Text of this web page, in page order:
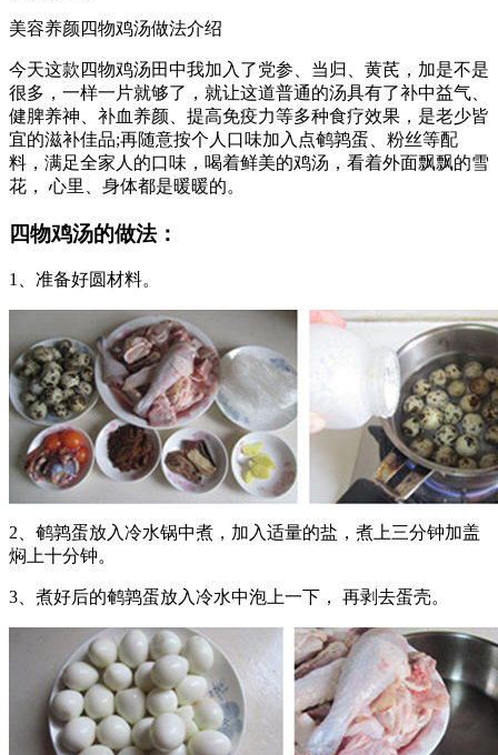
美容养颜四物鸡汤做法介绍
今天这款四物鸡汤田中我加入了党参、当归、黄芪，加是不是
很多，一样一片就够了，就让这道普通的汤具有了补中益气、
健脾养神、补血养颜、提高免疫力等多种食疗效果，是老少皆
宜的滋补佳品;再随意按个人口味加入点鹌鹑蛋、粉丝等配
料，满足全家人的口味，喝着鲜美的鸡汤，看着外面飘飘的雪
花， 心里、身体都是暖暖的。
四物鸡汤的做法：
1、准备好圆材料。
2、鹌鹑蛋放入冷水锅中煮，加入适量的盐，煮上三分钟加盖
焖上十分钟。
3、煮好后的鹌鹑蛋放入冷水中泡上一下， 再剥去蛋壳。